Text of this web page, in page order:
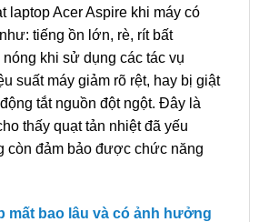
laptop Acer Aspire khi máy có
tiếng ồn lớn, rè, rít bất
khi sử dụng các tác vụ
suất máy giảm rõ rệt, hay bị giật
tắt nguồn đột ngột. Đây là
thấy quạt tản nhiệt đã yếu
còn đảm bảo được chức năng
mất bao lâu và có ảnh hưởng